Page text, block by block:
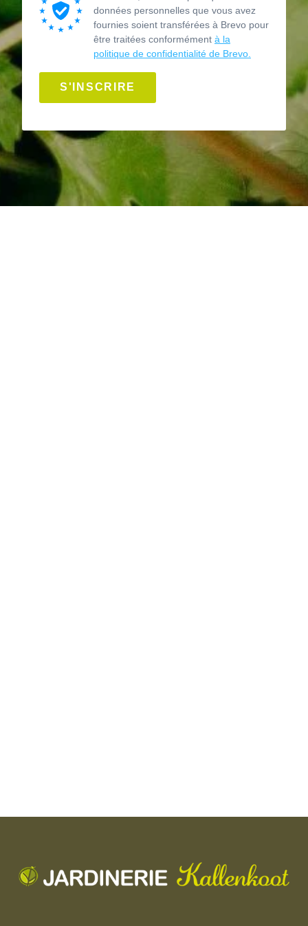
données personnelles que vous avez
fournies soient transférées à Brevo pour
être traitées conformément à la
politique de confidentialité de Brevo.
S'INSCRIRE